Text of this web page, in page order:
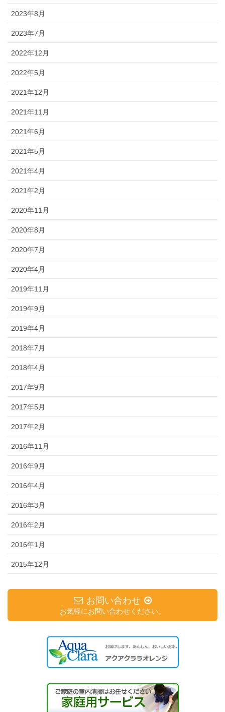
2023年8月
2023年7月
2022年12月
2022年5月
2021年12月
2021年11月
2021年6月
2021年5月
2021年4月
2021年2月
2020年11月
2020年8月
2020年7月
2020年4月
2019年11月
2019年9月
2019年4月
2018年7月
2018年4月
2017年9月
2017年5月
2017年2月
2016年11月
2016年9月
2016年4月
2016年3月
2016年2月
2016年1月
2015年12月
お問い合わせ
お気軽にお問い合わせください。